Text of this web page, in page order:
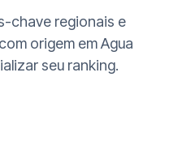
chave regionais e
origem em Agua
seu ranking.